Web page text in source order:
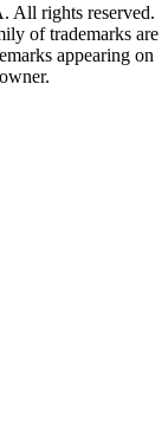
All rights reserved.
of trademarks are
appearing on